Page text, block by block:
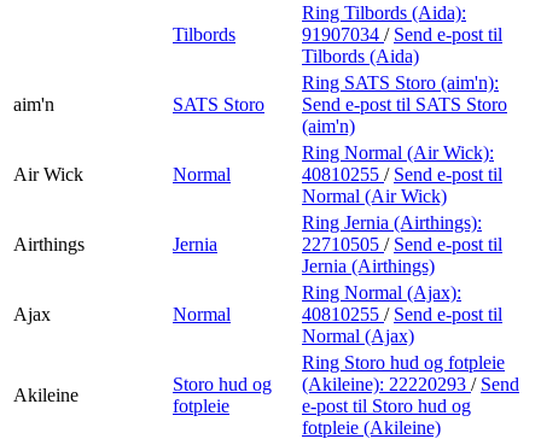
Tilbords
Ring Tilbords (Aida):
91907034 / Send e-post til
Tilbords (Aida)
aim'n SATS Storo
Ring SATS Storo (aim'n):
Send e-post til SATS Storo
(aim'n)
Air Wick Normal
Ring Normal (Air Wick):
40810255 / Send e-post til
Normal (Air Wick)
Airthings Jernia
Ring Jernia (Airthings):
22710505 / Send e-post til
Jernia (Airthings)
Ajax Normal
Ring Normal (Ajax):
40810255 / Send e-post til
Normal (Ajax)
Akileine
Storo hud og
fotpleie
Ring Storo hud og fotpleie
(Akileine): 22220293 / Send
e-post til Storo hud og
fotpleie (Akileine)